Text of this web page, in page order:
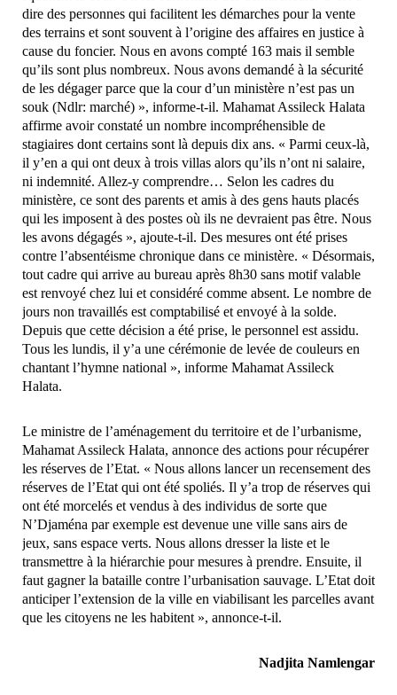
dire des personnes qui facilitent les démarches pour la vente
des terrains et sont souvent à l’origine des affaires en justice à
cause du foncier. Nous en avons compté 163 mais il semble
qu’ils sont plus nombreux. Nous avons demandé à la sécurité
de les dégager parce que la cour d’un ministère n’est pas un
souk (Ndlr: marché) », informe-t-il. Mahamat Assileck Halata
affirme avoir constaté un nombre incompréhensible de
stagiaires dont certains sont là depuis dix ans. « Parmi ceux-là,
il y’en a qui ont deux à trois villas alors qu’ils n’ont ni salaire,
ni indemnité. Allez-y comprendre… Selon les cadres du
ministère, ce sont des parents et amis à des gens hauts placés
qui les imposent à des postes où ils ne devraient pas être. Nous
les avons dégagés », ajoute-t-il. Des mesures ont été prises
contre l’absentéisme chronique dans ce ministère. « Désormais,
tout cadre qui arrive au bureau après 8h30 sans motif valable
est renvoyé chez lui et considéré comme absent. Le nombre de
jours non travaillés est comptabilisé et envoyé à la solde.
Depuis que cette décision a été prise, le personnel est assidu.
Tous les lundis, il y’a une cérémonie de levée de couleurs en
chantant l’hymne national », informe Mahamat Assileck
Halata.
Le ministre de l’aménagement du territoire et de l’urbanisme,
Mahamat Assileck Halata, annonce des actions pour récupérer
les réserves de l’Etat. « Nous allons lancer un recensement des
réserves de l’Etat qui ont été spoliés. Il y’a trop de réserves qui
ont été morcelés et vendus à des individus de sorte que
N’Djaména par exemple est devenue une ville sans airs de
jeux, sans espace verts. Nous allons dresser la liste et le
transmettre à la hiérarchie pour mesures à prendre. Ensuite, il
faut gagner la bataille contre l’urbanisation sauvage. L’Etat doit
anticiper l’extension de la ville en viabilisant les parcelles avant
que les citoyens ne les habitent », annonce-t-il.
Nadjita Namlengar